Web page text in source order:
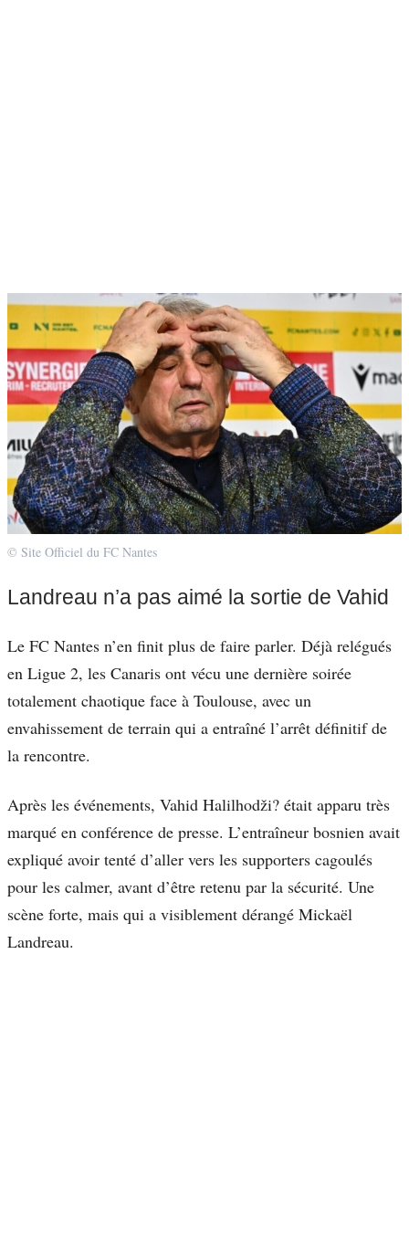
© Site Officiel du FC Nantes
Landreau n’a pas aimé la sortie de Vahid
Le FC Nantes n’en finit plus de faire parler. Déjà relégués
en Ligue 2, les Canaris ont vécu une dernière soirée
totalement chaotique face à Toulouse, avec un
envahissement de terrain qui a entraîné l’arrêt définitif de
la rencontre.
Après les événements, Vahid Halilhodži? était apparu très
marqué en conférence de presse. L’entraîneur bosnien avait
expliqué avoir tenté d’aller vers les supporters cagoulés
pour les calmer, avant d’être retenu par la sécurité. Une
scène forte, mais qui a visiblement dérangé Mickaël
Landreau.